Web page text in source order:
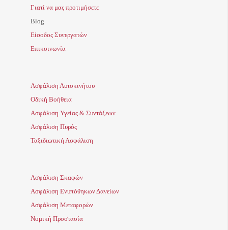
Γιατί να μας προτιμήσετε
Blog
Είσοδος Συνεργατών
Επικοινωνία
Ασφάλιση Αυτοκινήτου
Οδική Βοήθεια
Ασφάλιση Υγείας & Συντάξεων
Ασφάλιση Πυρός
Ταξιδιωτική Ασφάλιση
Ασφάλιση Σκαφών
Ασφάλιση Ενυπόθηκων Δανείων
Ασφάλιση Μεταφορών
Νομική Προστασία